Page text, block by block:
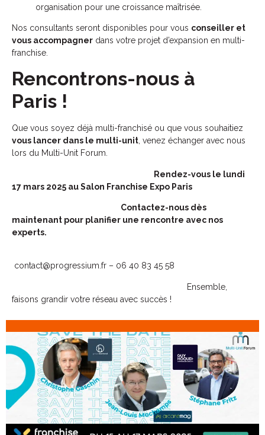
organisation pour une croissance maîtrisée.
Nos consultants seront disponibles pour vous conseiller et
vous accompagner dans votre projet d’expansion en multi-
franchise.
Rencontrons-nous à
Paris !
Que vous soyez déjà multi-franchisé ou que vous souhaitiez
vous lancer dans le multi-unit, venez échanger avec nous
lors du Multi-Unit Forum.
Rendez-vous le lundi
17 mars 2025 au Salon Franchise Expo Paris
Contactez-nous dès
maintenant pour planifier une rencontre avec nos
experts.
contact@progressium.fr – 06 40 83 45 58
Ensemble,
faisons grandir votre réseau avec succès !